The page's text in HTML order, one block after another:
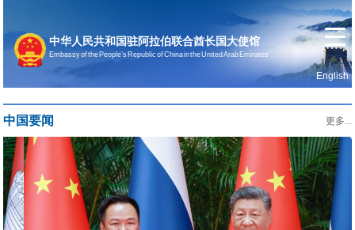
中华人民共和国驻阿拉伯联合酋长国大使馆
Embassy of the People’s Republic of China in the United Arab Emirates
English
中国要闻 更多...